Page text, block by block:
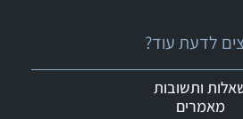
לדעת עוד?
ותשובות
מאמרים